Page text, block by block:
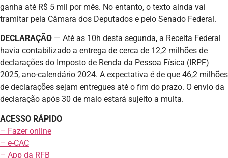
ganha até R$ 5 mil por mês. No entanto, o texto ainda vai
tramitar pela Câmara dos Deputados e pelo Senado Federal.
DECLARAÇÃO — Até as 10h desta segunda, a Receita Federal
havia contabilizado a entrega de cerca de 12,2 milhões de
declarações do Imposto de Renda da Pessoa Física (IRPF)
2025, ano-calendário 2024. A expectativa é de que 46,2 milhões
de declarações sejam entregues até o fim do prazo. O envio da
declaração após 30 de maio estará sujeito a multa.
ACESSO RÁPIDO
– Fazer online
– e-CAC
– App da RFB